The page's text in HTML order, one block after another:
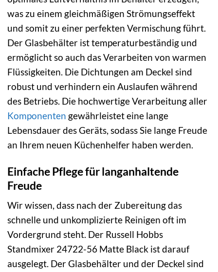
was zu einem gleichmäßigen Strömungseffekt
und somit zu einer perfekten Vermischung führt.
Der Glasbehälter ist temperaturbeständig und
ermöglicht so auch das Verarbeiten von warmen
Flüssigkeiten. Die Dichtungen am Deckel sind
robust und verhindern ein Auslaufen während
des Betriebs. Die hochwertige Verarbeitung aller
Komponenten gewährleistet eine lange
Lebensdauer des Geräts, sodass Sie lange Freude
an Ihrem neuen Küchenhelfer haben werden.
Einfache Pflege für langanhaltende
Freude
Wir wissen, dass nach der Zubereitung das
schnelle und unkomplizierte Reinigen oft im
Vordergrund steht. Der Russell Hobbs
Standmixer 24722-56 Matte Black ist darauf
ausgelegt. Der Glasbehälter und der Deckel sind